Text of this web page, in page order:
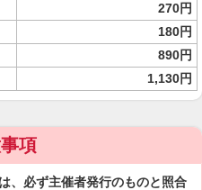
270円
180円
890円
1,130円
項
、必ず主催者発行のものと照合